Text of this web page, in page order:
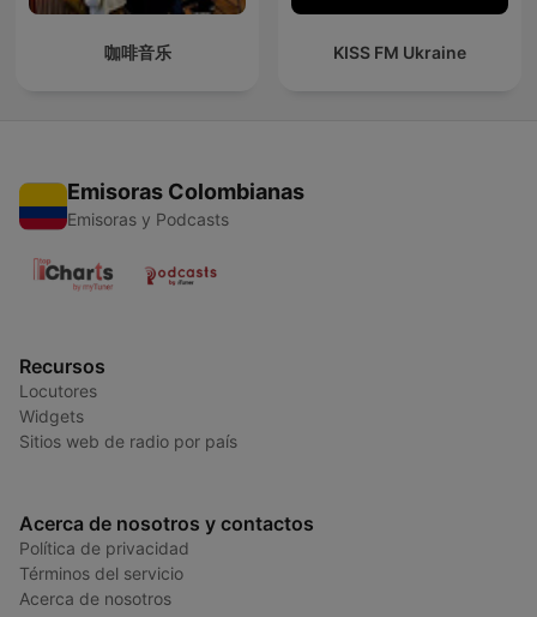
咖啡音乐 KISS FM Ukraine
Emisoras Colombianas
Emisoras y Podcasts
Recursos
Locutores
Widgets
Sitios web de radio por país
Acerca de nosotros y contactos
Política de privacidad
Términos del servicio
Acerca de nosotros